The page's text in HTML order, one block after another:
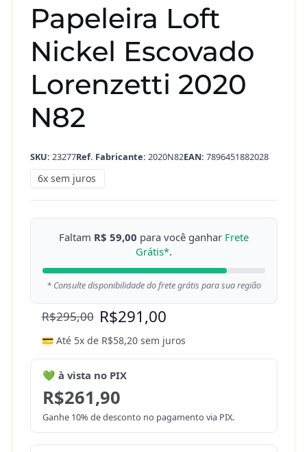
Papeleira Loft
Nickel Escovado
Lorenzetti 2020
N82
SKU: 23277Ref. Fabricante: 2020N82EAN: 7896451882028
6x sem juros
Faltam R$ 59,00 para você ganhar Frete
Grátis*.
* Consulte disponibilidade do frete grátis para sua região
R$295,00 R$291,00
💳 Até 5x de R$58,20sem juros
💚 à vista no PIX
R$261,90
Ganhe 10% de desconto no pagamento via PIX.